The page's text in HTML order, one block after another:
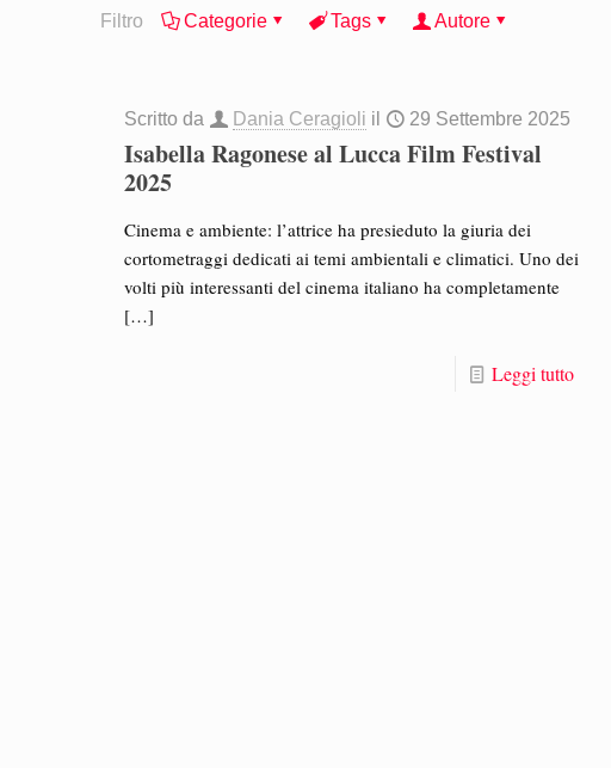
Filtro Categorie Tags Autore
Scritto da Dania Ceragioli il 29 Settembre 2025
Isabella Ragonese al Lucca Film Festival
2025
Cinema e ambiente: l’attrice ha presieduto la giuria dei
cortometraggi dedicati ai temi ambientali e climatici. Uno dei
volti più interessanti del cinema italiano ha completamente
[…]
Leggi tutto